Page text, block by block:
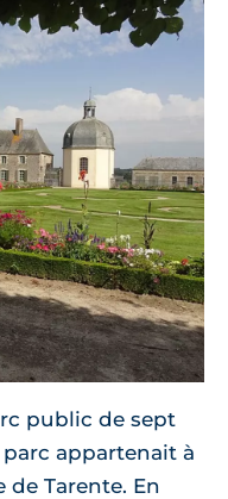
public de sept
parc appartenait à
de Tarente. En